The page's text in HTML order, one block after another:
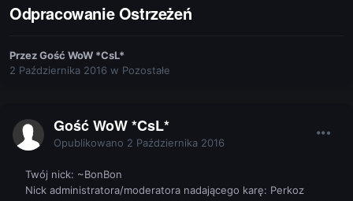
Odpracowanie Ostrzeżeń
PrzezGość WoW *CsL*
2 Października 2016 w Pozostałe
Gość WoW *CsL*
Opublikowano 2 Października 2016
Twój nick: ~BonBon
Nick administratora/moderatora nadającego karę: Perkoz